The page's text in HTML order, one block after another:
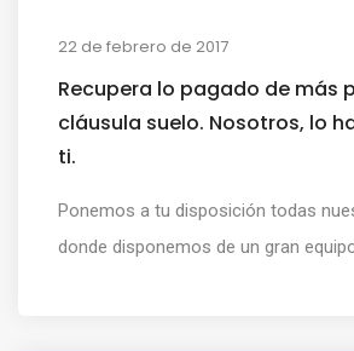
22 de febrero de 2017
Recupera lo pagado de más
cláusula suelo. Nosotros, lo
ti.
Ponemos a tu disposición todas
donde disponemos de un gran